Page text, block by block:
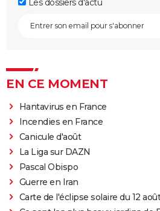
Les dossiers d'actu
EN CE MOMENT
Hantavirus en France
Incendies en France
Canicule d'août
La Liga sur DAZN
Pascal Obispo
Guerre en Iran
Carte de l'éclipse solaire du 12